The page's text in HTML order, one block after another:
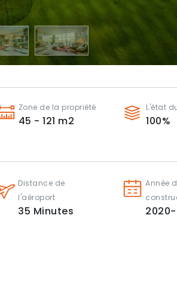
Zone de la propriété
45 - 121 m2
L'état
100%
Distance de
l'aéroport
35 Minutes
Année
2020-